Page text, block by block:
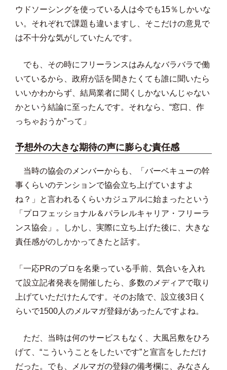
ウドソーシングを使っている人は今でも15％しかいな
い。それぞれで課題も違いますし、そこだけの意見で
は不十分な気がしていたんです。
でも、その時にフリーランスはみんなバラバラで働
いているから、政府が話を聞きたくても誰に聞いたら
いいかわからず、結局業者に聞くしかないんじゃない
かという結論に至ったんです。それなら、“窓口、作
っちゃおうか”って」
予想外の大きな期待の声に膨らむ責任感
当時の協会のメンバーからも、「バーベキューの幹
事くらいのテンションで協会立ち上げていますよ
ね？」と言われるくらいカジュアルに始まったという
「プロフェッショナル＆パラレルキャリア・フリーラ
ンス協会」。しかし、実際に立ち上げた後に、大きな
責任感がのしかかってきたと話す。
「一応PRのプロを名乗っている手前、気合いを入れ
て設立記者発表を開催したら、多数のメディアで取り
上げていただけたんです。そのお陰で、設立後3日く
らいで1500人のメルマガ登録があったんですよね。
ただ、当時は何のサービスもなく、大風呂敷をひろ
げて、“こういうことをしたいです”と宣言をしただけ
だった。でも、メルマガの登録の備考欄に、みなさん